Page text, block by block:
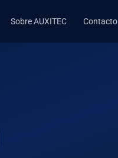
Sobre AUXITEC Contacto